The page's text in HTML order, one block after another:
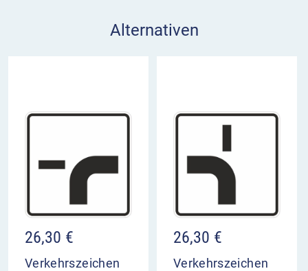
Alternativen
26,30 €
Verkehrszeichen
26,30 €
Verkehrszeichen